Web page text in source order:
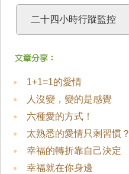
二十四小時行蹤監控
1+1=1的愛情
人沒變，變的是感覺
六種愛的方式！
太熟悉的愛情只剩習慣？
幸福的轉折靠自己決定
幸福就在你身邊